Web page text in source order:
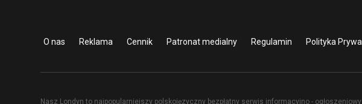
O nas Reklama Cennik Patronat medialny Regulamin Polityka
Nasz Londyn to najpopularniejszy polskojęzyczny bezpłatny serwis informacyjno -